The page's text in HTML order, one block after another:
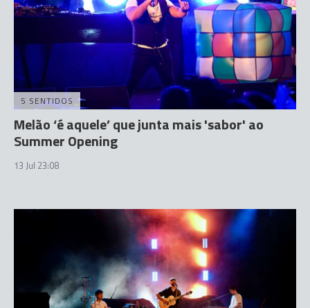
5 SENTIDOS
Melão ‘é aquele’ que junta mais 'sabor' ao
Summer Opening
13 Jul 23:08